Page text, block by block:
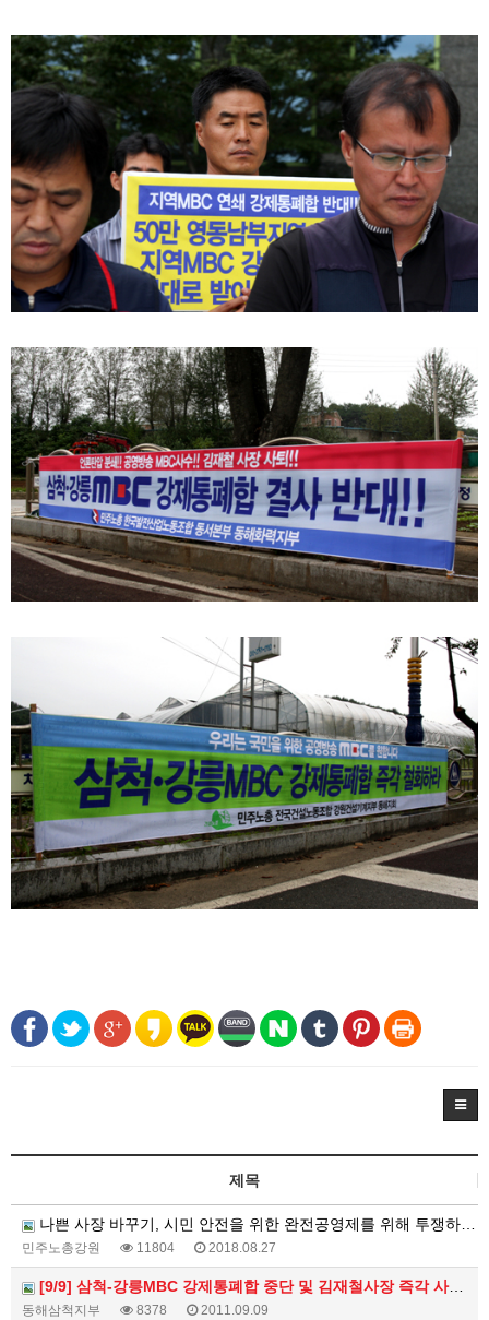
제목
나쁜 사장 바꾸기, 시민 안전을 위한 완전공영제를 위해 투쟁하는 대동・대한운수 노동자들의 파업을 지지한다.
민주노총강원 11804 2018.08.27
[9/9] 삼척-강릉MBC 강제통폐합 중단 및 김재철사장 즉각 사퇴 촉구 시민사회노동단체 및 야4당 합동 기자회견 힘있게 진행되었습니다!!
동해삼척지부 8378 2011.09.09